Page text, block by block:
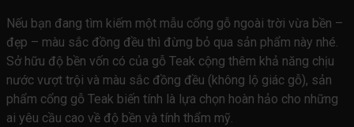
Nếu bạn đang tìm kiếm một mẫu cổng gỗ ngoài trời vừa bền –
đẹp – màu sắc đồng đều thì đừng bỏ qua sản phẩm này nhé.
Sở hữu độ bền vốn có của gỗ Teak cộng thêm khả năng chịu
nước vượt trội và màu sắc đồng đều (không lộ giác gỗ), sản
phẩm cổng gỗ Teak biến tính là lựa chọn hoàn hảo cho những
ai yêu cầu cao về độ bền và tính thẩm mỹ.